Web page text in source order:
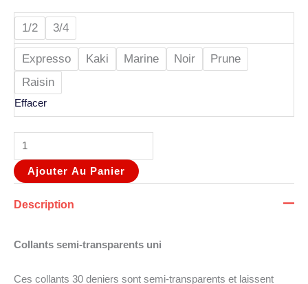
1/2 3/4
Expresso Kaki Marine Noir
Prune
Raisin
Effacer
Ajouter Au Panier
Description
Collants semi-transparents uni
Ces collants 30 deniers sont semi-transparents et laissent